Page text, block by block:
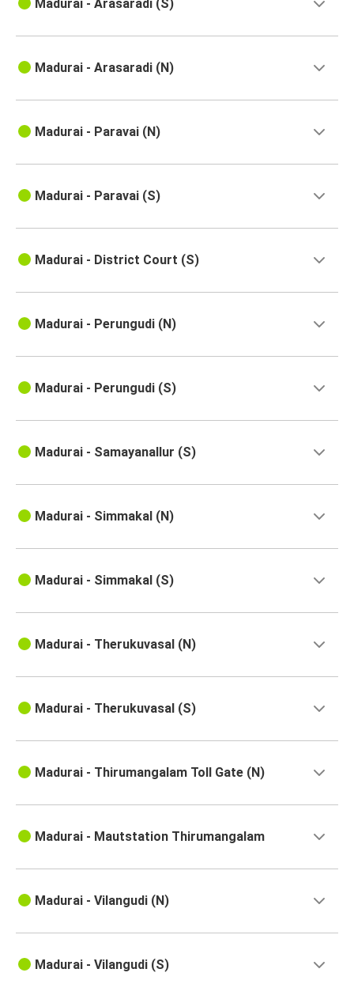
Madurai - Arasaradi (S)
Madurai - Arasaradi (N)
Madurai - Paravai (N)
Madurai - Paravai (S)
Madurai - District Court (S)
Madurai - Perungudi (N)
Madurai - Perungudi (S)
Madurai - Samayanallur (S)
Madurai - Simmakal (N)
Madurai - Simmakal (S)
Madurai - Therukuvasal (N)
Madurai - Therukuvasal (S)
Madurai - Thirumangalam Toll Gate (N)
Madurai - Mautstation Thirumangalam
Madurai - Vilangudi (N)
Madurai - Vilangudi (S)